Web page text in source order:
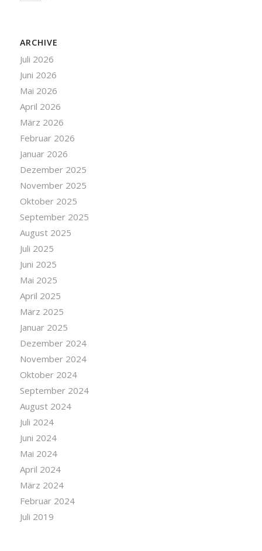
ARCHIVE
Juli 2026
Juni 2026
Mai 2026
April 2026
März 2026
Februar 2026
Januar 2026
Dezember 2025
November 2025
Oktober 2025
September 2025
August 2025
Juli 2025
Juni 2025
Mai 2025
April 2025
März 2025
Januar 2025
Dezember 2024
November 2024
Oktober 2024
September 2024
August 2024
Juli 2024
Juni 2024
Mai 2024
April 2024
März 2024
Februar 2024
Juli 2019